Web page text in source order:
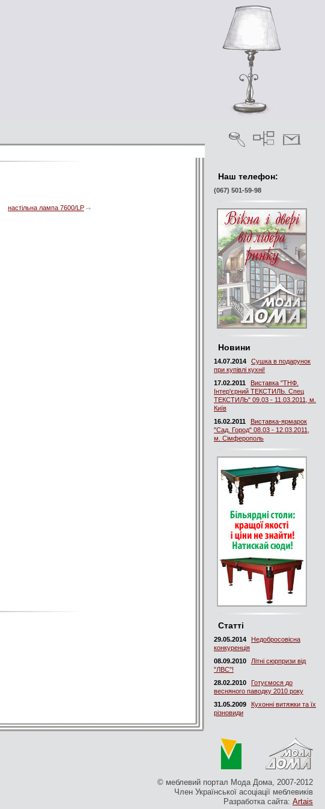
Наш телефон:
(067) 501-59-98
Новини
14.07.2014
Сушка в подарунок
при купівлі кухні!
17.02.2011
Виставка "ТНФ.
Інтер'єрний ТЕКСТИЛЬ. Спец
ТЕКСТИЛЬ" 09.03 - 11.03.2011, м.
Київ
16.02.2011
Виставка-ярмарок
"Сад. Город" 08.03 - 12.03.2011,
м. Сімферополь
Статті
29.05.2014
Недобросовісна
конкуренція
08.09.2010
Літні сюрпризи від
"ЛВС"!
28.02.2010
Готуємося до
весняного паводку 2010 року
31.05.2009
Кухонні витяжки та їх
різновиди
настільна лампа 7600/LP
© меблевий портал Мода Дома, 2007-2012
Член Української асоціації меблевиків
Разработка сайта: Artais